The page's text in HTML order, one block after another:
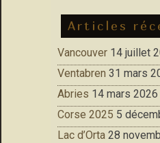
Articles
Vancouver 14 juillet
Ventabren 31 mars
Abries 14 mars 2026
Corse 2025 5
Lac d’Orta 28